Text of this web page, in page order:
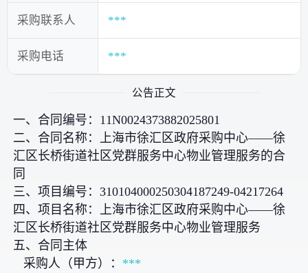
采购联系人 ***
采购电话 ***
公告正文
一、合同编号：11N0024373882025801
二、合同名称：上海市徐汇区政府采购中心——徐
汇区长桥街道社区党群服务中心物业管理服务的合
同
三、项目编号：310104000250304187249-04217264
四、项目名称：上海市徐汇区政府采购中心——徐
汇区长桥街道社区党群服务中心物业管理服务
五、合同主体
采购人（甲方）： ***